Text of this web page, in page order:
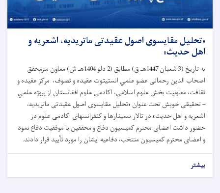
«تحلیل مقایسوی اصول عقیدتی ماتریدیه، اشعریه و
اهل حدیث»
به تاریخ (3 شعبان 1447هـ ق) مطابق (2 دلو 1404هـ ش) معاون سرمحقق
اصحاب الدین رحمانی عضو علمي انستیتوت عقیده و تصوف، مرکز عقیده و
ثقافت، معاونیت بخش علوم اسلامی، اکادمی علوم افغانستان از پروژه علمي
– تحقیقی خویش تحت عنوان «تحلیل مقایسوی اصول عقیدتی ماتریدیه،
اشعریه و اهل حدیث» در تالار سمینارها و کنفرانسهای اکادمی علوم در
حضور داشت اعضای محترم کمیسیون دفاع و محققین با موفقیت دفاع نمود
و اعضای محترم کمیسیون منتخب، دفاعیه ایشان را مورد تأیید قرار دادند.
بیشتر